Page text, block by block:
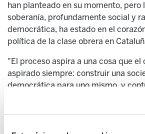
han planteado en su momento, pero
soberanía, profundamente social y
democrática, ha estado en el
política de la clase obrera en
"El proceso aspira a una cosa que el
aspirado siempre: construir una
democrática para uno mismo, y
Estado español, que es quien tiene